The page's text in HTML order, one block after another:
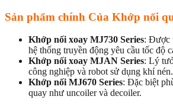
Sản phẩm chính Của Khớp nối
Khớp nối xoay MJ730 Series: Được
hệ thống truyền động yêu cầu tốc độ
Khớp nối xoay MJAN Series: Lý
công nghiệp và robot sử dụng khí nén.
Khớp nối MJ670 Series: Đặc biệt
quay như uncoiler và decoiler.